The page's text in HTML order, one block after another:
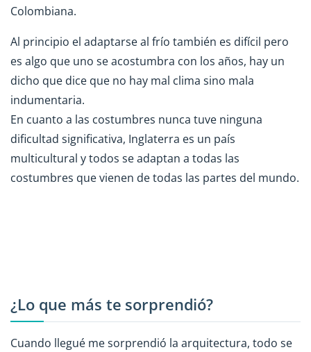
Colombiana.
Al principio el adaptarse al frío también es difícil pero
es algo que uno se acostumbra con los años, hay un
dicho que dice que no hay mal clima sino mala
indumentaria.
En cuanto a las costumbres nunca tuve ninguna
dificultad significativa, Inglaterra es un país
multicultural y todos se adaptan a todas las
costumbres que vienen de todas las partes del mundo.
¿Lo que más te sorprendió?
Cuando llegué me sorprendió la arquitectura, todo se